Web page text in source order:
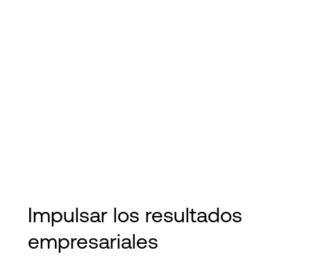
Impulsar los resultados
empresariales